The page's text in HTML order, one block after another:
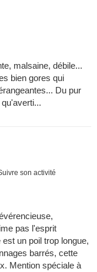
malsaine, débile...
bien gores qui
Du pur
son activité
pas l'esprit
un poil trop longue,
barrés, cette
Mention spéciale à